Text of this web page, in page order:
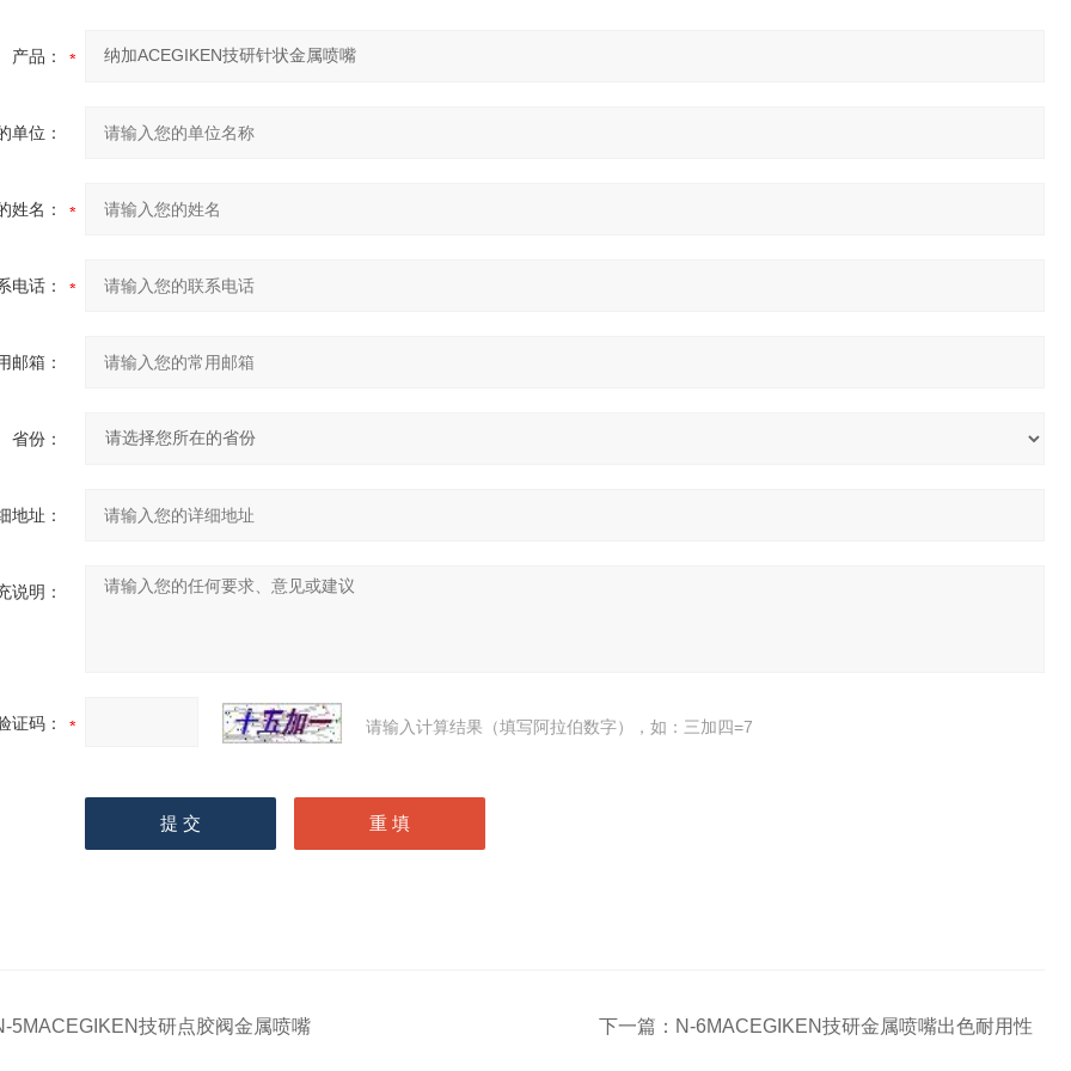
产品：
单位：
姓名：
电话：
邮箱：
省份：
地址：
说明：
证码： 请输入计算结果（填写阿拉伯数字），如：三加四=7
5MACEGIKEN技研点胶阀金属喷嘴 下一篇： N-6MACEGIKEN技研金属喷嘴出色耐用性